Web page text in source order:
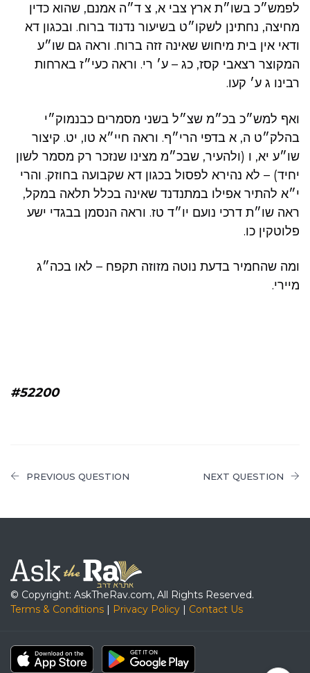
לפמש״כ בשו״ת ארץ צבי א, צ ד״ה אמנם, שהוא כדין
מחיצה, נחתינן לשקו״ט בשיעור נדנוד ברוח. ובכגון דא
ודאי אין בית מיחוש שאינה זזה ברוח. וראה גם שו״ע
המקוצר רצאבי קסז, כג – ע׳ רי. וראה כעי״ז בארחות
רבינו ג ע׳ קעו.
ואף למש״כ בכ״מ שצ״ל בשני מסמרים כבנמוק״י
בהלק״ט ה, א בדפי הרי״ף. וראה חיי״א טו, יט. קיצור
שו״ע יא, ו (ולהעיר, שבכ״מ מצינו שנזכר רק מסמר לשון
יחיד) – לא נהירא לפסול בכגון דא שקבועה בחוזק. והרי
י״א להתיר אפילו במתנדנד שאינה בכלל תלאה במקל,
ראה שו״ת דרכי נועם יו״ד טז. וראה הנסמן בבגדי ישע
פלוטקין כו.
ומה שהחמיר בדעת נוטה מזוזה תקפח – לאו בכה״ג
מיירי.
#52200
PREVIOUS QUESTION NEXT QUESTION
© Copyright: AskTheRav.com, All Rights Reserved.
Terms & Conditions | Privacy Policy | Contact Us